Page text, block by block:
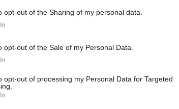
opt-out of the Sharing of my personal data.
opt-out of the Sale of my Personal Data.
opt-out of processing my Personal Data for Targeted
σε νομικά πρόσωπα ή οντότητες
παρατείνεται έως τις 31 Ιουλίου 2026.
εκκαθαριστικό έχουν δύο